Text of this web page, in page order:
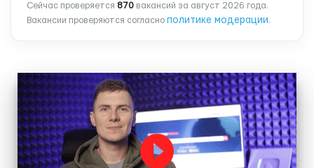
Сейчас проверяется 870 вакансий за август 2026 года.
Вакансии проверяются согласно политике модерации.